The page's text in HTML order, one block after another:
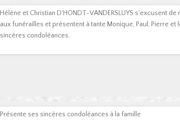
Hélène et Christian D'HONDT-VANDERSLUYS s'excusent
aux funérailles et présentent à tante Monique, Paul, Pierre et
sincères condoléances.
Présente ses sincères condoléances à la famille